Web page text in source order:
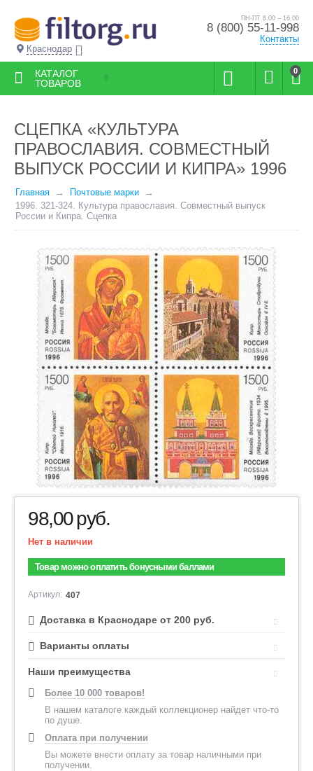
Краснодар
ПН-ПТ 8.00 – 16.00
8 (800) 55-11-998
Контакты
0
КАТАЛОГ
ТОВАРОВ
СЦЕПКА «КУЛЬТУРА
ПРАВОСЛАВИЯ. СОВМЕСТНЫЙ
ВЫПУСК РОССИИ И КИПРА» 1996
Главная
Почтовые марки
1996. 321-324. Культура православия. Совместный выпуск
России и Кипра. Сцепка
98,00руб.
Нет в наличии
Товар можно оплатить бонусными баллами
Артикул: 407
Доставка в Краснодаре от 200 руб.
Варианты оплаты
Наши преимущества
Более 10 000 товаров!
В нашем каталоге каждый коллекционер найдет что-то
по душе.
Оплата при получении
Вы можете внести оплату за товар наличными при
получении.